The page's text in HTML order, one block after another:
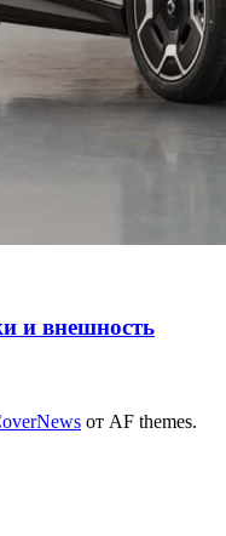
и внешность
от AF themes.